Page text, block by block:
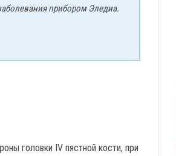
прибором Эледиа.
головки IV пястной кости, при